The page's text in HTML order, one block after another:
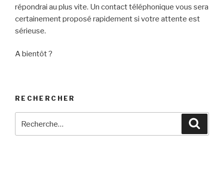
répondrai au plus vite. Un contact téléphonique vous sera
certainement proposé rapidement si votre attente est
sérieuse.
A bientôt ?
RECHERCHER